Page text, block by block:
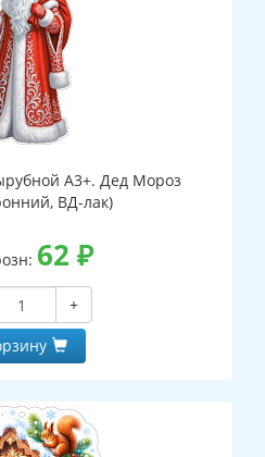
А3+. Дед Мороз
ВД-лак)
62 ₽
+